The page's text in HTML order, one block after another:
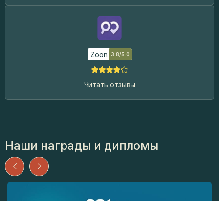
Zoon 3.8/5.0
Читать отзывы
Наши награды и дипломы